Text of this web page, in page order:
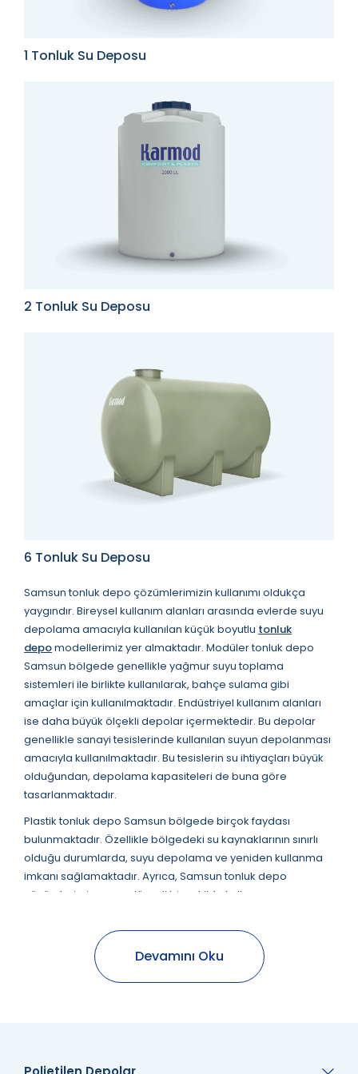
1 Tonluk Su Deposu
2 Tonluk Su Deposu
6 Tonluk Su Deposu
Samsun tonluk depo çözümlerimizin kullanımı oldukça
yaygındır. Bireysel kullanım alanları arasında evlerde suyu
depolama amacıyla kullanılan küçük boyutlu tonluk
depomodellerimiz yer almaktadır. Modüler tonluk depo
Samsun bölgede genellikle yağmur suyu toplama
sistemleri ile birlikte kullanılarak, bahçe sulama gibi
amaçlar için kullanılmaktadır. Endüstriyel kullanım alanları
ise daha büyük ölçekli depolar içermektedir. Bu depolar
genellikle sanayi tesislerinde kullanılan suyun depolanması
amacıyla kullanılmaktadır. Bu tesislerin su ihtiyaçları büyük
olduğundan, depolama kapasiteleri de buna göre
tasarlanmaktadır.
Plastik tonluk depo Samsun bölgede birçok faydası
bulunmaktadır. Özellikle bölgedeki su kaynaklarının sınırlı
olduğu durumlarda, suyu depolama ve yeniden kullanma
imkanı sağlamaktadır. Ayrıca, Samsun tonluk depo
çözümlerimiz suyun düzenli bir şekilde kullanımını
kullanımını da teşvik etmektedir.
Samsun Tonluk Depo
Devamını Oku